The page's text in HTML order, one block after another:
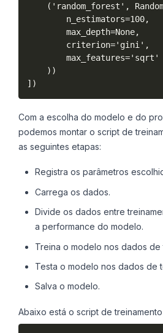
('random_forest',
        n_estimators=100,
        max_depth=None,
        criterion='gini',
        max_features='sqrt'
    ))
Com a escolha do modelo e do
podemos montar o script de
as seguintes etapas:
Registra os parâmetros
Carrega os dados.
Divide os dados entre
a performance do modelo.
Treina o modelo nos dados de
Testa o modelo nos dados de
Salva o modelo.
Abaixo está o script de